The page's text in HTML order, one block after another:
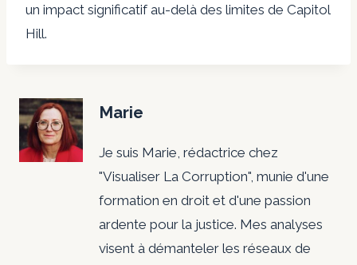
un impact significatif au-delà des limites de Capitol
Hill.
Marie
Je suis Marie, rédactrice chez
"Visualiser La Corruption", munie d'une
formation en droit et d'une passion
ardente pour la justice. Mes analyses
visent à démanteler les réseaux de